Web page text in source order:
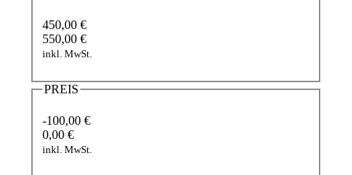
450,00 €
550,00 €
inkl. MwSt.
PREIS
-100,00 €
0,00 €
inkl. MwSt.